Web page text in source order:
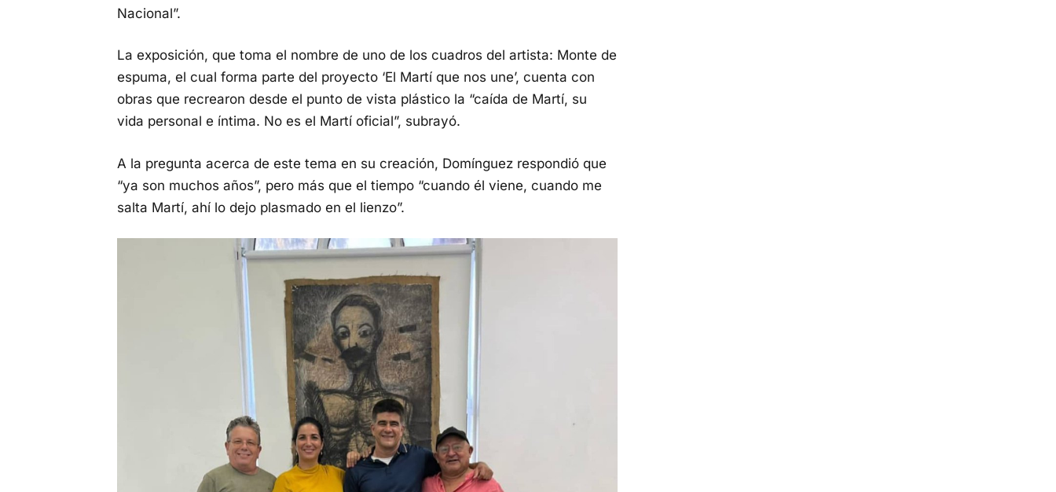
Nacional”.
La exposición, que toma el nombre de uno de los cuadros del artista: Monte de
espuma, el cual forma parte del proyecto ‘El Martí que nos une’, cuenta con
obras que recrearon desde el punto de vista plástico la “caída de Martí, su
vida personal e íntima. No es el Martí oficial”, subrayó.
A la pregunta acerca de este tema en su creación, Domínguez respondió que
“ya son muchos años”, pero más que el tiempo “cuando él viene, cuando me
salta Martí, ahí lo dejo plasmado en el lienzo”.